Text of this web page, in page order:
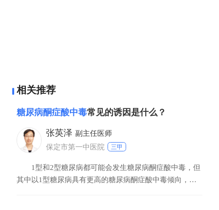
相关推荐
糖尿病酮症酸中毒常见的诱因是什么？
张英泽 副主任医师
保定市第一中医院
三甲
1型和2型糖尿病都可能会发生糖尿病酮症酸中毒，但
其中以1型糖尿病具有更高的糖尿病酮症酸中毒倾向，部